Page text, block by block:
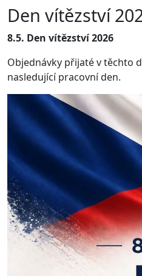
Den vítězství
8.5. Den vítězství 2026
Objednávky přijaté v těchto
nasledující pracovní den.